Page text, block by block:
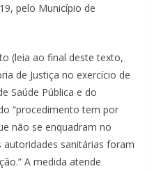
pelo Município de
(leia ao final deste texto,
de Justiça no exercício de
Saúde Pública e do
“procedimento tem por
não se enquadram no
sanitárias foram
A medida atende